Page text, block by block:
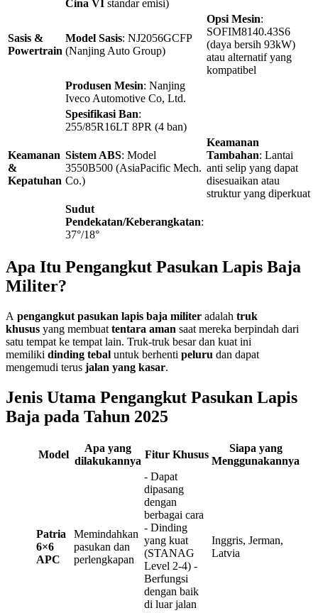
Cina VI standar emisi)
Sasis &
Powertrain
Model Sasis: NJ2056GCFP
(Nanjing Auto Group)
Opsi Mesin:
SOFIM8140.43S6
(daya bersih 93kW)
atau alternatif yang
kompatibel
Produsen Mesin: Nanjing
Iveco Automotive Co, Ltd.
Spesifikasi Ban:
255/85R16LT 8PR (4 ban)
Keamanan
&
Kepatuhan
Sistem ABS: Model
3550B500 (AsiaPacific Mech.
Co.)
Keamanan
Tambahan: Lantai
anti selip yang dapat
disesuaikan atau
struktur yang diperkuat
Sudut
Pendekatan/Keberangkatan:
37°/18°
Apa Itu Pengangkut Pasukan Lapis Baja
Militer?
A pengangkut pasukan lapis baja militer adalah truk
khusus yang membuat tentara aman saat mereka berpindah dari
satu tempat ke tempat lain. Truk-truk besar dan kuat ini
memiliki dinding tebal untuk berhenti peluru dan dapat
mengemudi terus jalan yang kasar.
Jenis Utama Pengangkut Pasukan Lapis
Baja pada Tahun 2025
Model
Apa yang
dilakukannya
Fitur Khusus
Siapa yang
Menggunakannya
Patria
6×6
APC
Memindahkan
pasukan dan
perlengkapan
- Dapat
dipasang
dengan
berbagai cara
- Dinding
yang kuat
(STANAG
Level 2-4) -
Berfungsi
dengan baik
di luar jalan
Inggris, Jerman,
Latvia